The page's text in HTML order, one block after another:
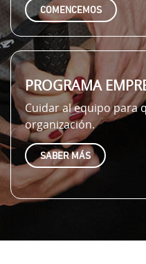
COMENCEMOS
PROGRAMA
Cuidar al equipo para
organización.
SABER MÁS